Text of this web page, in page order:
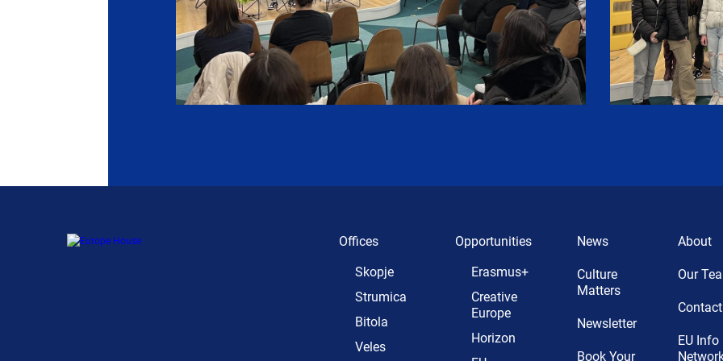
Offices
Skopje
Strumica
Bitola
Veles
Opportunities
Erasmus+
Creative
Europe
Horizon
News
Culture
Matters
Newsletter
Book Your
About
Our
Contact
EU Info